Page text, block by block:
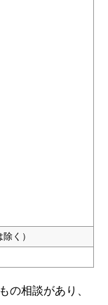
く）
の相談があり、